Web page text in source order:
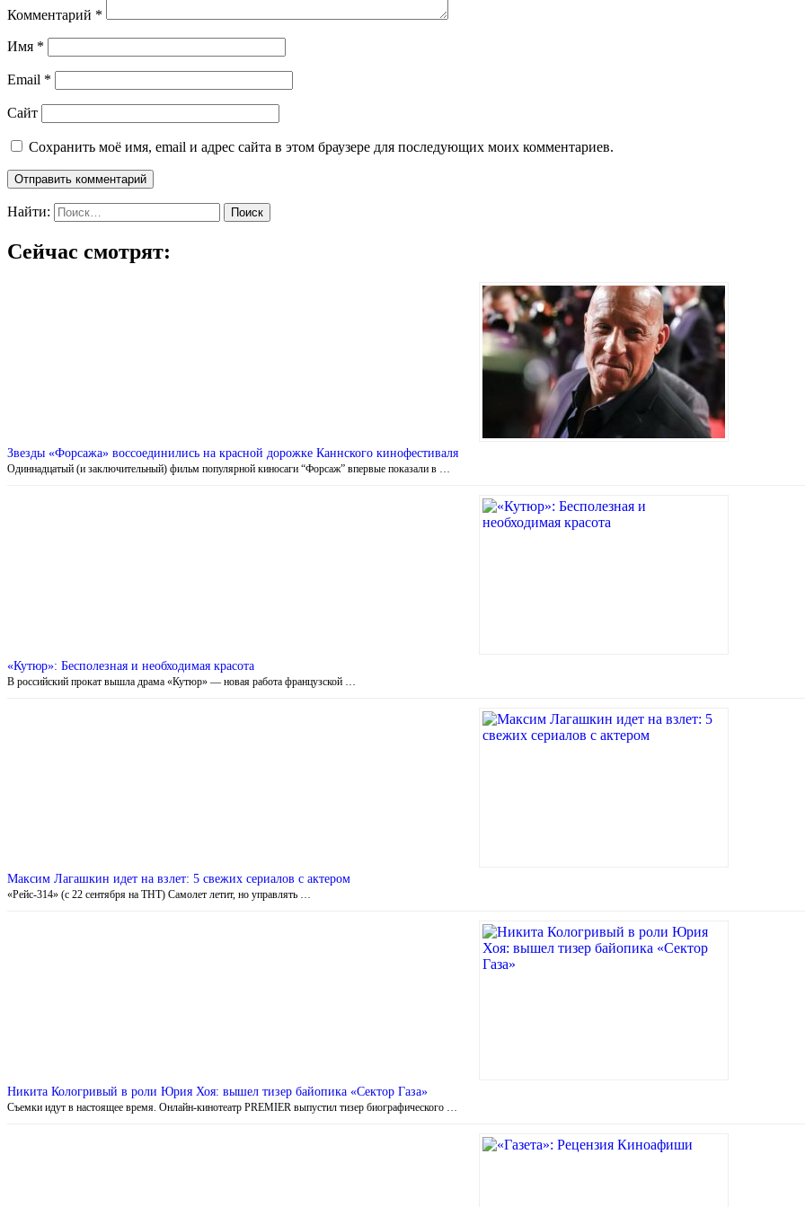
Комментарий *
Имя *
Email *
Сайт
Сохранить моё имя, email и адрес сайта в этом браузере для последующих моих комментариев.
Найти:
Сейчас смотрят:
Звезды «Форсажа» воссоединились на красной дорожке Каннского кинофестиваля
Одиннадцатый (и заключительный) фильм популярной киносаги “Форсаж” впервые показали в …
«Кутюр»: Бесполезная и необходимая красота
В российский прокат вышла драма «Кутюр» — новая работа французской …
Максим Лагашкин идет на взлет: 5 свежих сериалов с актером
«Рейс-314» (с 22 сентября на ТНТ) Самолет летит, но управлять …
Никита Кологривый в роли Юрия Хоя: вышел тизер байопика «Сектор Газа»
Съемки идут в настоящее время. Онлайн-кинотеатр PREMIER выпустил тизер биографического …